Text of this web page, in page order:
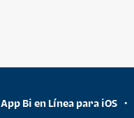
App Bi en Línea para iOS •